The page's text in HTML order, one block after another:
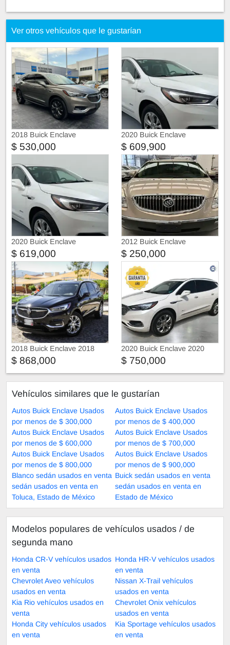
Ver otros vehículos que le gustarían
2018 Buick Enclave
$ 530,000
2020 Buick Enclave
$ 609,900
2020 Buick Enclave
$ 619,000
2012 Buick Enclave
$ 250,000
2018 Buick Enclave 2018
$ 868,000
2020 Buick Enclave 2020
$ 750,000
Vehículos similares que le gustarían
Autos Buick Enclave Usados
por menos de $ 300,000
Autos Buick Enclave Usados
por menos de $ 400,000
Autos Buick Enclave Usados
por menos de $ 600,000
Autos Buick Enclave Usados
por menos de $ 700,000
Autos Buick Enclave Usados
por menos de $ 800,000
Autos Buick Enclave Usados
por menos de $ 900,000
Blanco sedán usados en venta Buick sedán usados en venta
sedán usados en venta en
Toluca, Estado de México
sedán usados en venta en
Estado de México
Modelos populares de vehículos usados ​​/ de
segunda mano
Honda CR-V vehículos usados
en venta
Honda HR-V vehículos usados
en venta
Chevrolet Aveo vehículos
usados en venta
Nissan X-Trail vehículos
usados en venta
Kia Rio vehículos usados en
venta
Chevrolet Onix vehículos
usados en venta
Honda City vehículos usados
en venta
Kia Sportage vehículos usados
en venta